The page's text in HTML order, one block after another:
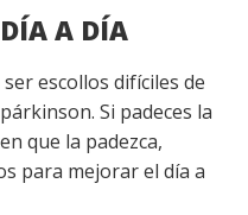
DÍA A DÍA
escollos difíciles de
Si padeces la
que la padezca,
para mejorar el día a